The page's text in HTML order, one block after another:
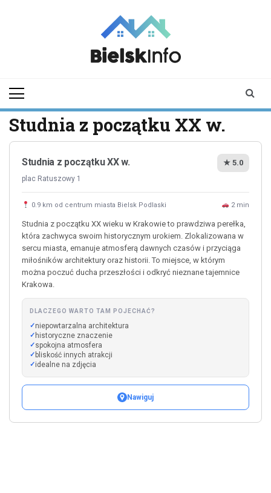
Podlaskiego i
okolic
Studnia z początku XX w.
Studnia z początku XX w.
plac Ratuszowy 1
★ 5.0
0.9 km od centrum miasta Bielsk Podlaski 2 min
Studnia z początku XX wieku w Krakowie to prawdziwa perełka,
która zachwyca swoim historycznym urokiem. Zlokalizowana w
sercu miasta, emanuje atmosferą dawnych czasów i przyciąga
miłośników architektury oraz historii. To miejsce, w którym
można poczuć ducha przeszłości i odkryć nieznane tajemnice
Krakowa.
DLACZEGO WARTO TAM POJECHAĆ?
niepowtarzalna architektura
historyczne znaczenie
spokojna atmosfera
bliskość innych atrakcji
idealne na zdjęcia
Nawiguj